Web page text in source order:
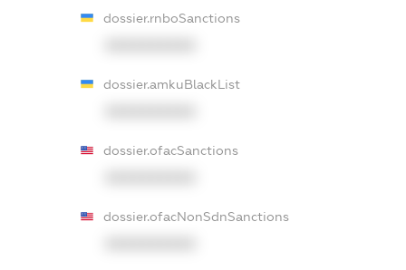
dossier.rnboSanctions
dossier.amkuBlackList
dossier.ofacSanctions
dossier.ofacNonSdnSanctions